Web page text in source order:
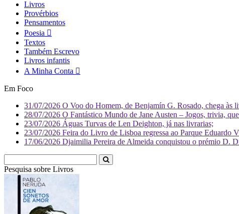
Livros
Provérbios
Pensamentos
Poesia
Textos
Também Escrevo
Livros infantis
A Minha Conta
Em Foco
31/07/2026 O Voo do Homem, de Benjamín G. Rosado, chega às
28/07/2026 O Fantástico Mundo de Jane Austen – Jogos, trivia,
23/07/2026 Águas Turvas de Len Deighton, já nas livrarias;
23/07/2026 Feira do Livro de Lisboa regressa ao Parque Eduardo
17/06/2026 Djaimilia Pereira de Almeida conquistou o prémio D.
Pesquisa sobre Li